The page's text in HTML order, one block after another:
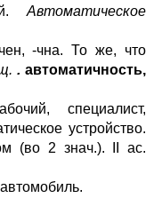
Автоматическое
-чна. То же, что
. автоматичность,
специалист,
устройство.
(во 2 знач.). II ас.